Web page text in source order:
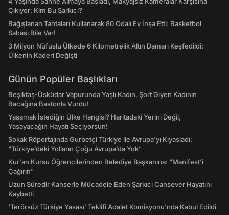
Çıkıyor: Kim Bu Şarkıcı?
Bağışlanan Tahtaları Kullanarak 80 Odalı Ev İnşa Etti: Basketbol
Sahası Bile Var!
3 Milyon Nüfuslu Ülkede 6 Kilometrelik Altın Damarı Keşfedildi:
Ülkenin Kaderi Değişti
Günün Popüler Başlıkları
Beşiktaş-Üsküdar Vapurunda Yaşlı Kadın, Şort Giyen Kadının
Bacağına Bastonla Vurdu!
Yaşamak İstediğin Ülke Hangisi? Haritadaki Yerini Değil,
Yaşayacağın Hayatı Seçiyorsun!
Sokak Röportajında Gurbetçi Türkiye ile Avrupa'yı Kıyasladı:
"Türkiye’deki Yolların Çoğu Avrupa’da Yok"
Kur'an Kursu Öğrencilerinden Belediye Başkanına: "Manifest’i
Çağırın"
Uzun Süredir Kanserle Mücadele Eden Şarkıcı Cansever Hayatını
Kaybetti
‘Terörsüz Türkiye Yasası’ Teklifi Adalet Komisyonu'nda Kabul Edildi